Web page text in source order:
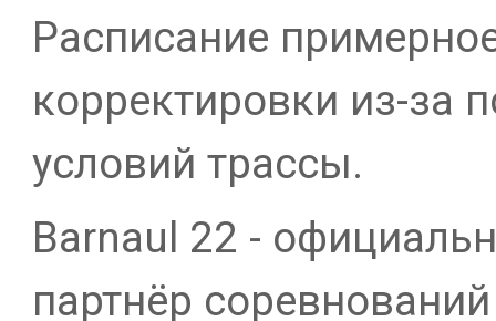
Расписание
корректировки из-за
условий трассы.
Barnaul 22 -
партнёр